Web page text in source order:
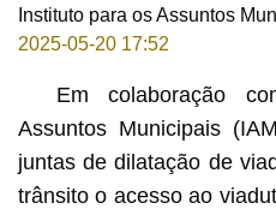
Instituto para os Assuntos
2025-05-20 17:52
Em colaboração
Assuntos Municipais
juntas de dilatação de
trânsito o acesso ao